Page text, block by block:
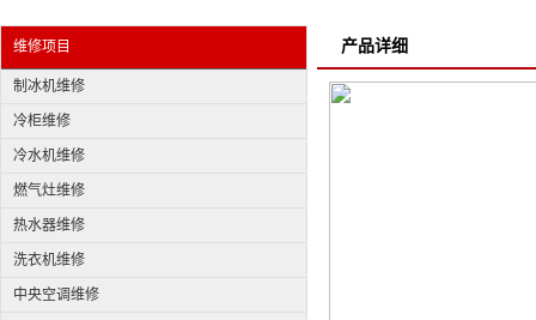
维修项目
制冰机维修
冷柜维修
冷水机维修
燃气灶维修
热水器维修
洗衣机维修
中央空调维修
产品详细